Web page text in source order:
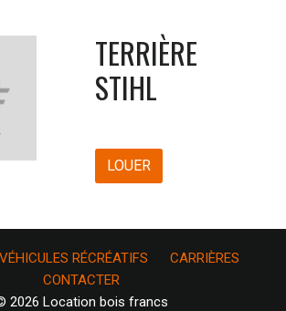
TERRIÈRE
STIHL
LOUER
VÉHICULES RÉCRÉATIFS
CARRIÈRES
CONTACTER
2026 Location bois francs